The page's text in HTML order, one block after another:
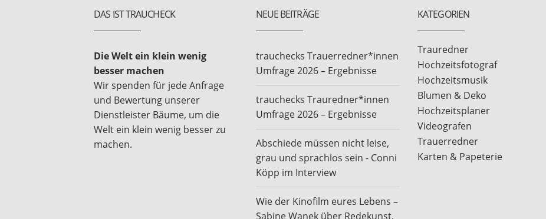
DAS IST TRAUCHECK
Die Welt ein klein wenig
besser machen
Wir spenden für jede Anfrage
und Bewertung unserer
Dienstleister Bäume, um die
Welt ein klein wenig besser zu
machen.
NEUE BEITRÄGE
trauchecks Trauerredner*innen
Umfrage 2026 – Ergebnisse
trauchecks Trauredner*innen
Umfrage 2026 – Ergebnisse
Abschiede müssen nicht leise,
grau und sprachlos sein - Conni
Köpp im Interview
Wie der Kinofilm eures Lebens –
Sabine Wanek über Redekunst,
KATEGORIEN
Trauredner
Hochzeitsfotograf
Hochzeitsmusik
Blumen & Deko
Hochzeitsplaner
Videografen
Trauerredner
Karten & Papeterie